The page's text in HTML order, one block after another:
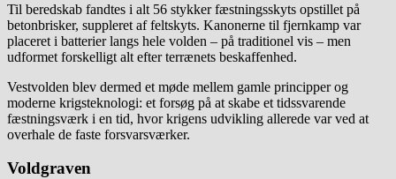
Til beredskab fandtes i alt 56 stykker fæstningsskyts opstillet på
betonbrisker, suppleret af feltskyts. Kanonerne til fjernkamp var
placeret i batterier langs hele volden – på traditionel vis – men
udformet forskelligt alt efter terrænets beskaffenhed.
Vestvolden blev dermed et møde mellem gamle principper og
moderne krigsteknologi: et forsøg på at skabe et tidssvarende
fæstningsværk i en tid, hvor krigens udvikling allerede var ved at
overhale de faste forsvarsværker.
Voldgraven